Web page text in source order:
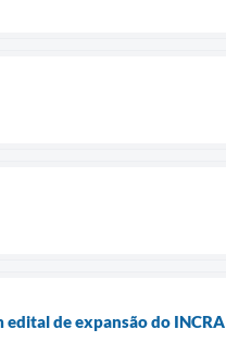
de expansão do INCRA